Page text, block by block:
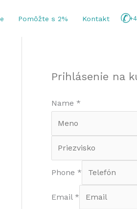
Pomôžte s 2% Kontakt
Prihlásenie na
Name *
Phone *
Email *